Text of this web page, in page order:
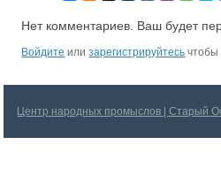
Нет комментариев. Ваш будет
Войдите илизарегистрируйтесь чтобы
Центр народных промыслов | Старый